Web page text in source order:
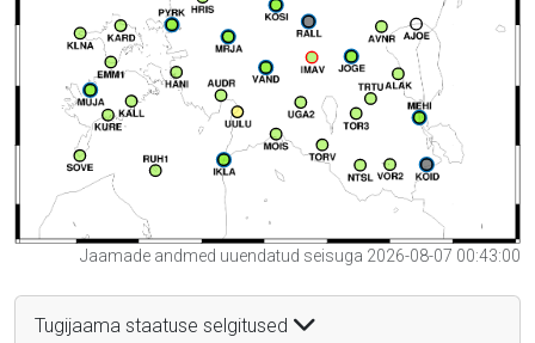
Jaamade andmed uuendatud seisuga 2026-08-07 00:43:00
Tugijaama staatuse selgitused